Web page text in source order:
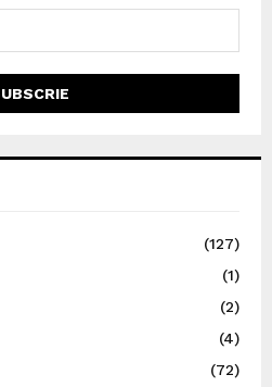
(127)
(1)
(2)
(4)
(72)